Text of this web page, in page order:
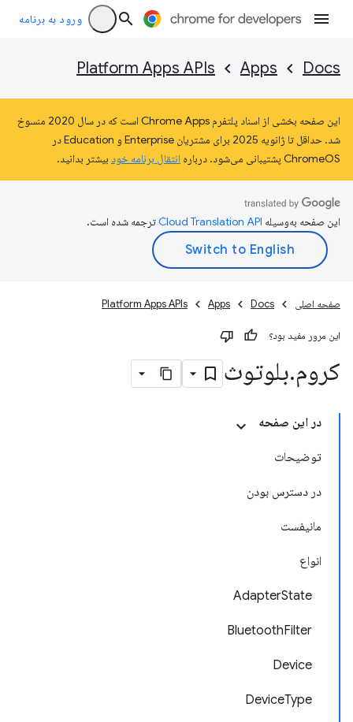
ورود به برنامه
Docs
Apps
Platform Apps APIs
این صفحه بخشی از اسناد پلتفرم Chrome Apps است که در سال 2020 منسوخ
شد. حداقل تا ژانویه 2025 برای مشتریان Enterprise و Education در
ChromeOS پشتیبانی می‌شود. درباره
انتقال برنامه خود بیشتر بدانید.
این صفحه به‌وسیله ترجمه شده است.
صفحه اصلی Docs
Apps
Platform Apps APIs
این مرور مفید بود؟
کروم.بلوتوث
در این صفحه
توضیحات
در دسترس بودن
مانیفست
انواع
AdapterState
BluetoothFilter
Device
DeviceType